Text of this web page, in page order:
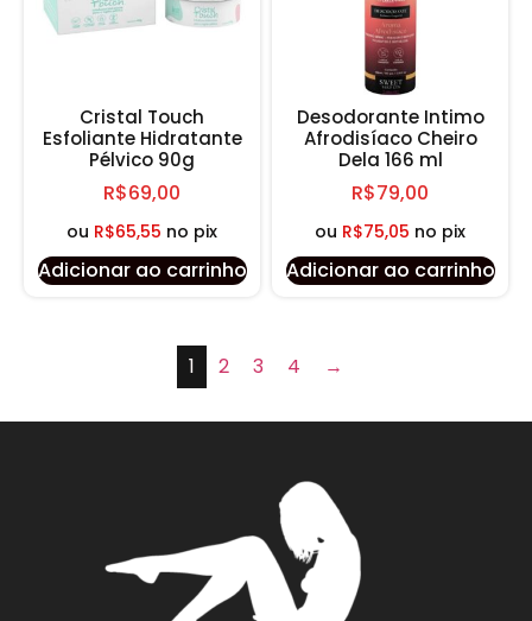
Cristal Touch
Esfoliante Hidratante
Pélvico 90g
R$69,00
ou R$65,55 no pix
Adicionar ao carrinho
Desodorante Intimo
Afrodisíaco Cheiro
Dela 166 ml
R$79,00
ou R$75,05 no pix
Adicionar ao carrinho
1 2 3 4 →